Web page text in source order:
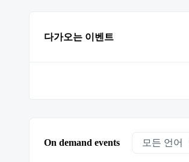
다가오는 이벤트
On demand events